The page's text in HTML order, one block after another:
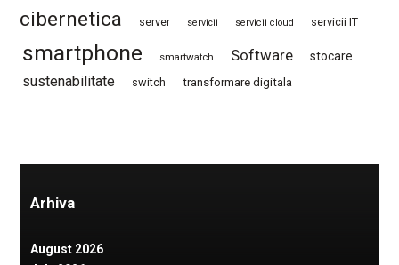
cibernetica
server servicii servicii cloud servicii IT
smartphone smartwatch Software stocare
sustenabilitate switch transformare digitala
Arhiva
August 2026